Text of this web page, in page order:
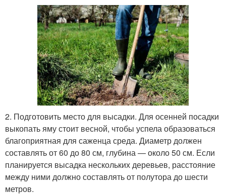
2. Подготовить место для высадки. Для осенней посадки
выкопать яму стоит весной, чтобы успела образоваться
благоприятная для саженца среда. Диаметр должен
составлять от 60 до 80 см, глубина — около 50 см. Если
планируется высадка нескольких деревьев, расстояние
между ними должно составлять от полутора до шести
метров.